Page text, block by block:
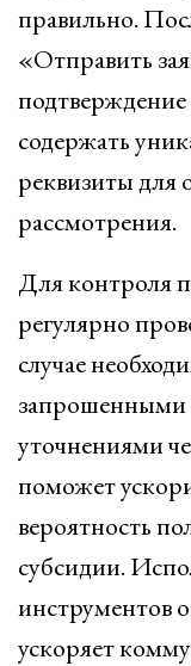
правильно.
«Отправить
содержать
реквизиты для
рассмотрения.
Для контроля
регулярно
случае
запрошенными
уточнениями
поможет
вероятность
субсидии.
инструментов
ускоряет